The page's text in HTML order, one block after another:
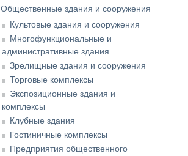
Общественные здания и сооружения
Культовые здания и сооружения
Многофункциональные и
административные здания
Зрелищные здания и сооружения
Торговые комплексы
Экспозиционные здания и
комплексы
Клубные здания
Гостиничные комплексы
Предприятия общественного